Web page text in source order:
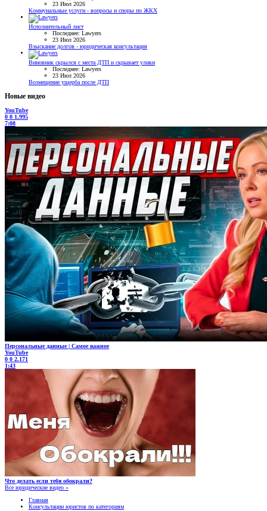
23 Июл 2026
Коммунальные услуги - вопросы и споры по ЖКХ
Исполнительный лист
Последнее: Lawyers
23 Июл 2026
Взыскание долгов - юридическая консультация
Виновник скрылся с места ДТП и скрывает улики
Последнее: Lawyers
23 Июл 2026
Возмещение ущерба после ДТП
Новые видео
YouTube
0 0 1.995
7:08
Персональные данные | Самое важное
YouTube
0 0 2.171
1:43
Что делать если тебя обокрали?
Все юридические видео »
Главная
Консультации юристов по категориям